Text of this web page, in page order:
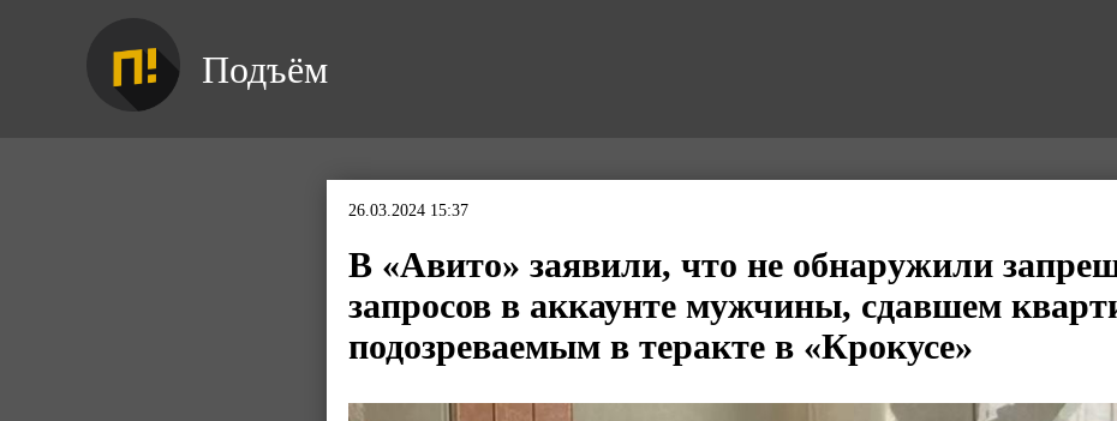
Подъём
26.03.2024 15:37
В «Авито» заявили, что не обнаружили
запросов в аккаунте мужчины, сдавшем
подозреваемым в теракте в «Крокусе»